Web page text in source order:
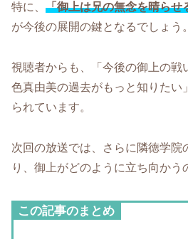
特に、 「御上は兄の無念を晴らせ
が今後の展開の鍵となるでしょう。
視聴者からも、「今後の御上の戦
色真由美の過去がもっと知りたい
られています。
次回の放送では、さらに隣徳学院
り、御上がどのように立ち向かう
この記事のまとめ